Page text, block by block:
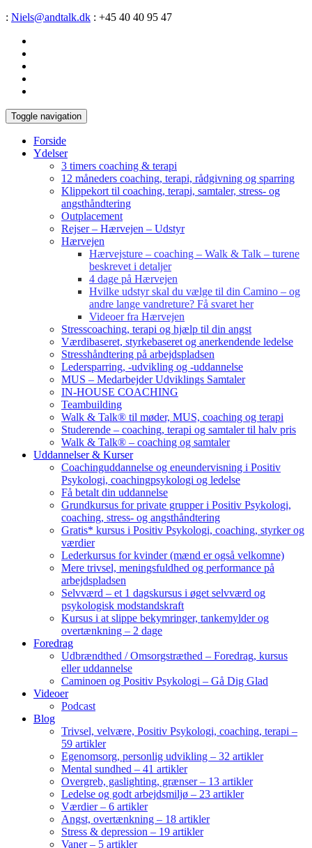
: Niels@andtalk.dk : +45 40 40 95 47
Toggle navigation
Forside
Ydelser
3 timers coaching & terapi
12 måneders coaching, terapi, rådgivning og sparring
Klippekort til coaching, terapi, samtaler, stress- og
angsthåndtering
Outplacement
Rejser – Hærvejen – Udstyr
Hærvejen
Hærvejsture – coaching – Walk & Talk – turene
beskrevet i detaljer
4 dage på Hærvejen
Hvilke udstyr skal du vælge til din Camino – og
andre lange vandreture? Få svaret her
Videoer fra Hærvejen
Stresscoaching, terapi og hjælp til din angst
Værdibaseret, styrkebaseret og anerkendende ledelse
Stresshåndtering på arbejdspladsen
Ledersparring, -udvikling og -uddannelse
MUS – Medarbejder Udviklings Samtaler
IN-HOUSE COACHING
Teambuilding
Walk & Talk® til møder, MUS, coaching og terapi
Studerende – coaching, terapi og samtaler til halv pris
Walk & Talk® – coaching og samtaler
Uddannelser & Kurser
Coachinguddannelse og eneundervisning i Positiv
Psykologi, coachingpsykologi og ledelse
Få betalt din uddannelse
Grundkursus for private grupper i Positiv Psykologi,
coaching, stress- og angsthåndtering
Gratis* kursus i Positiv Psykologi, coaching, styrker og
værdier
Lederkursus for kvinder (mænd er også velkomne)
Mere trivsel, meningsfuldhed og performance på
arbejdspladsen
Selvværd – et 1 dagskursus i øget selvværd og
psykologisk modstandskraft
Kursus i at slippe bekymringer, tankemylder og
overtænkning – 2 dage
Foredrag
Udbrændthed / Omsorgstræthed – Foredrag, kursus
eller uddannelse
Caminoen og Positiv Psykologi – Gå Dig Glad
Videoer
Podcast
Blog
Trivsel, velvære, Positiv Psykologi, coaching, terapi –
59 artikler
Egenomsorg, personlig udvikling – 32 artikler
Mental sundhed – 41 artikler
Overgreb, gaslighting, grænser – 13 artikler
Ledelse og godt arbejdsmiljø – 23 artikler
Værdier – 6 artikler
Angst, overtænkning – 18 artikler
Stress & depression – 19 artikler
Vaner – 5 artikler